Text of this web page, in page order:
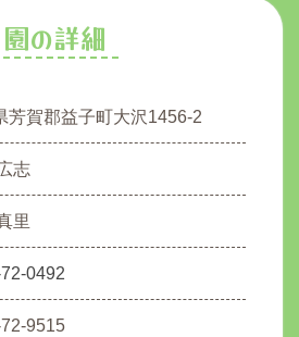
園の詳細
芳賀郡益子町大沢1456-2
志
里
0492
9515